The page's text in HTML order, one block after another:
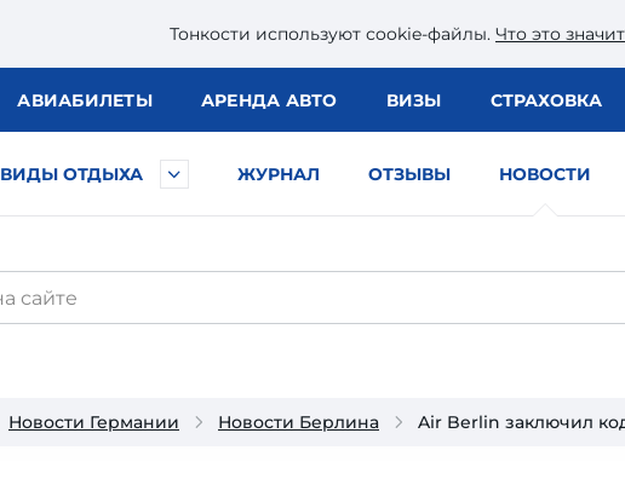
Тонкости используют сookie-файлы. Что это
АВИАБИЛЕТЫ АРЕНДА АВТО ВИЗЫ СТРАХОВКА
ВИДЫ ОТДЫХА ЖУРНАЛ ОТЗЫВЫ НОВОСТИ
Новости Германии Новости Берлина Air Berlin заключил